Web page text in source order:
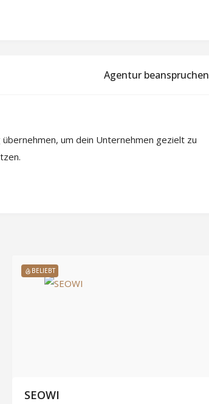
Agentur beanspruchen
um dein Unternehmen gezielt zu
BELIEBT
SEOWI